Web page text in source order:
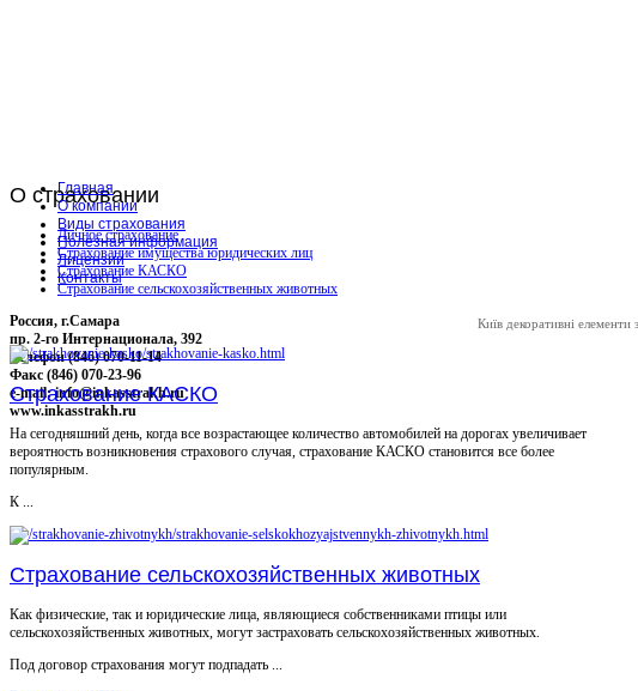
О страховании
Личное страхование
Страхование имущества юридических лиц
Страхование КАСКО
Страхование сельскохозяйственных животных
Россия, г.Самара
пр. 2-го Интернационала, 392
Телефон (846) 070-11-14
Факс (846) 070-23-96
e-mail: info@inkasstrakh.ru
www.inkasstrakh.ru
Главная
О компании
Виды страхования
Полезная информация
Лицензии
Контакты
Київ декоративні елементи
Страхование КАСКО
На сегодняшний день, когда все возрастающее количество автомобилей на дорогах увеличивает
вероятность возникновения страхового случая, страхование КАСКО становится все более
популярным.
К ...
Страхование сельскохозяйственных животных
Как физические, так и юридические лица, являющиеся собственниками птицы или
сельскохозяйственных животных, могут застраховать сельскохозяйственных животных.
Под договор страхования могут подпадать ...